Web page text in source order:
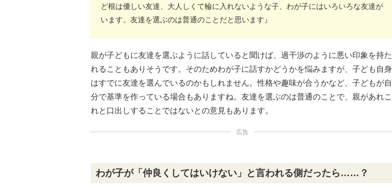
ど根は優しい友達、大人しくて輪に入れないような子、わが子にはいろいろな友達が
います。友達を選ぶのは普通のことだと思います』
親が子どもに友達を選ぶように話していると聞けば、過干渉のように悪い印象を持た
れることもありそうです。そのためわが子に話すかどうかを悩みますが、子ども自身
はすでに友達を選んでいるのかもしれません。性格や趣味が合うかなど、子どもが自
分で基準を作っている場合もありますね。友達を選ぶのは普通のことで、親があれこ
れと口出しすることではないとの意見もあります。
広告
わが子が「仲良くしてはいけない」と言われる側だったら……？